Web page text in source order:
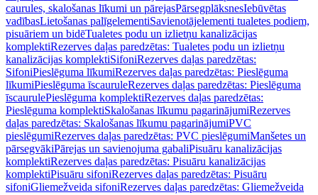
caurules, skalošanas līkumi un pārejasPārsegplāksnesIebūvētas
vadībasLietošanas palīgelementiSavienotājelementi tualetes podiem,
pisuāriem un bidēTualetes podu un izlietņu kanalizācijas
komplektiRezerves daļas paredzētas: Tualetes podu un izlietņu
kanalizācijas komplektiSifoniRezerves daļas paredzētas:
SifoniPieslēguma līkumiRezerves daļas paredzētas: Pieslēguma
līkumiPieslēguma īscauruleRezerves daļas paredzētas: Pieslēguma
īscaurulePieslēguma komplektiRezerves daļas paredzētas:
Pieslēguma komplektiSkalošanas līkumu pagarinājumiRezerves
daļas paredzētas: Skalošanas līkumu pagarinājumiPVC
pieslēgumiRezerves daļas paredzētas: PVC pieslēgumiManšetes un
pārsegvākiPārejas un savienojuma gabaliPisuāru kanalizācijas
komplektiRezerves daļas paredzētas: Pisuāru kanalizācijas
komplektiPisuāru sifoniRezerves daļas paredzētas: Pisuāru
sifoniGliemežveida sifoniRezerves daļas paredzētas: Gliemežveida